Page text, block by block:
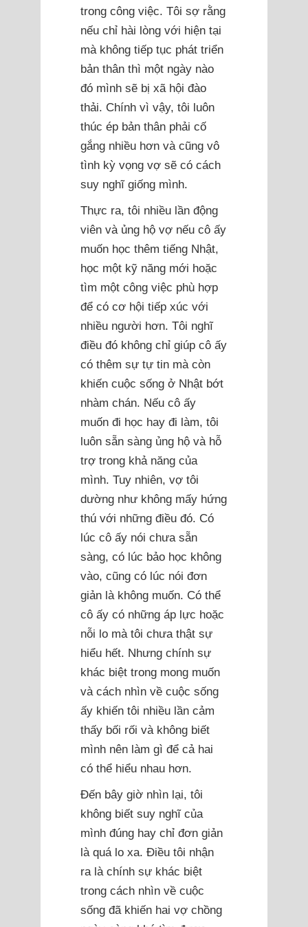
trong công việc. Tôi sợ rằng
nếu chỉ hài lòng với hiện tại
mà không tiếp tục phát triển
bản thân thì một ngày nào
đó mình sẽ bị xã hội đào
thải. Chính vì vậy, tôi luôn
thúc ép bản thân phải cố
gắng nhiều hơn và cũng vô
tình kỳ vọng vợ sẽ có cách
suy nghĩ giống mình.
Thực ra, tôi nhiều lần động
viên và ủng hộ vợ nếu cô ấy
muốn học thêm tiếng Nhật,
học một kỹ năng mới hoặc
tìm một công việc phù hợp
để có cơ hội tiếp xúc với
nhiều người hơn. Tôi nghĩ
điều đó không chỉ giúp cô ấy
có thêm sự tự tin mà còn
khiến cuộc sống ở Nhật bớt
nhàm chán. Nếu cô ấy
muốn đi học hay đi làm, tôi
luôn sẵn sàng ủng hộ và hỗ
trợ trong khả năng của
mình. Tuy nhiên, vợ tôi
dường như không mấy hứng
thú với những điều đó. Có
lúc cô ấy nói chưa sẵn
sàng, có lúc bảo học không
vào, cũng có lúc nói đơn
giản là không muốn. Có thể
cô ấy có những áp lực hoặc
nỗi lo mà tôi chưa thật sự
hiểu hết. Nhưng chính sự
khác biệt trong mong muốn
và cách nhìn về cuộc sống
ấy khiến tôi nhiều lần cảm
thấy bối rối và không biết
mình nên làm gì để cả hai
có thể hiểu nhau hơn.
Đến bây giờ nhìn lại, tôi
không biết suy nghĩ của
mình đúng hay chỉ đơn giản
là quá lo xa. Điều tôi nhận
ra là chính sự khác biệt
trong cách nhìn về cuộc
sống đã khiến hai vợ chồng